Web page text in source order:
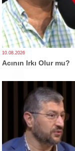
10.08.2026
Acının Irkı Olur mu?